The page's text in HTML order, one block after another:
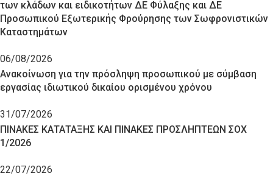
των κλάδων και ειδικοτήτων ΔΕ Φύλαξης και ΔΕ
Προσωπικού Εξωτερικής Φρούρησης των Σωφρονιστικών
Καταστημάτων
06/08/2026
Ανακοίνωση για την πρόσληψη προσωπικού με σύμβαση
εργασίας ιδιωτικού δικαίου ορισμένου χρόνου
31/07/2026
ΠΙΝΑΚΕΣ ΚΑΤΑΤΑΞΗΣ ΚΑΙ ΠΙΝΑΚΕΣ ΠΡΟΣΛΗΠΤΕΩΝ ΣΟΧ
1/2026
22/07/2026